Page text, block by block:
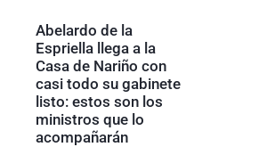
Abelardo de la
Espriella llega a la
Casa de Nariño con
casi todo su gabinete
listo: estos son los
ministros que lo
acompañarán